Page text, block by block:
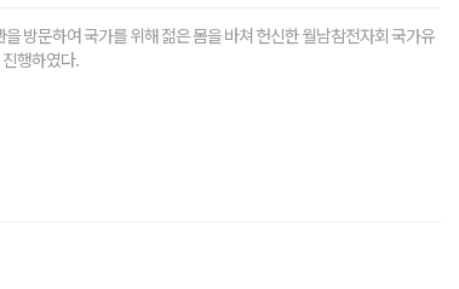
방문하여 국가를 위해 젊은 몸을 바쳐 헌신한 월남참전자회 국가유
행하였다.